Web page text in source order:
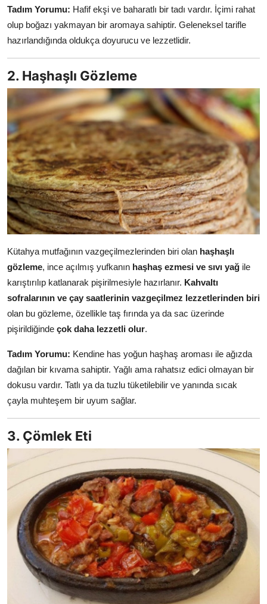
Tadım Yorumu: Hafif ekşi ve baharatlı bir tadı vardır. İçimi rahat
olup boğazı yakmayan bir aromaya sahiptir. Geleneksel tarifle
hazırlandığında oldukça doyurucu ve lezzetlidir.
2. Haşhaşlı Gözleme
Kütahya mutfağının vazgeçilmezlerinden biri olan haşhaşlı
gözleme, ince açılmış yufkanın haşhaş ezmesi ve sıvı yağ ile
karıştırılıp katlanarak pişirilmesiyle hazırlanır. Kahvaltı
sofralarının ve çay saatlerinin vazgeçilmez lezzetlerinden biri
olan bu gözleme, özellikle taş fırında ya da sac üzerinde
pişirildiğinde çok daha lezzetli olur.
Tadım Yorumu: Kendine has yoğun haşhaş aroması ile ağızda
dağılan bir kıvama sahiptir. Yağlı ama rahatsız edici olmayan bir
dokusu vardır. Tatlı ya da tuzlu tüketilebilir ve yanında sıcak
çayla muhteşem bir uyum sağlar.
3. Çömlek Eti